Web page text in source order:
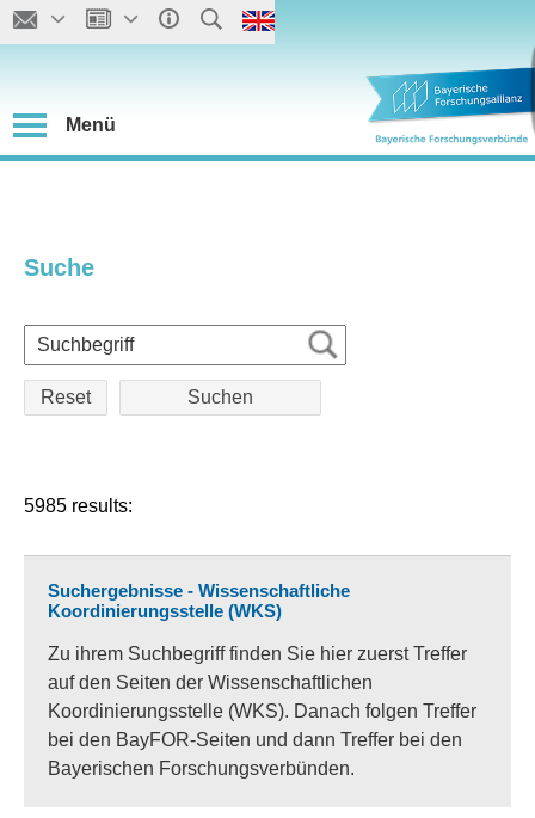
Menü
Suche
Reset
5985 results:
Suchergebnisse - Wissenschaftliche
Koordinierungsstelle (WKS)
Zu ihrem Suchbegriff finden Sie hier zuerst Treffer
auf den Seiten der Wissenschaftlichen
Koordinierungsstelle (WKS). Danach folgen Treffer
bei den BayFOR-Seiten und dann Treffer bei den
Bayerischen Forschungsverbünden.